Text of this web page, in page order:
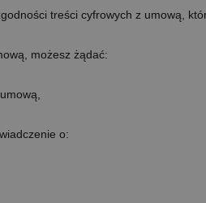
treści cyfrowych z umową,
możesz żądać:
o: